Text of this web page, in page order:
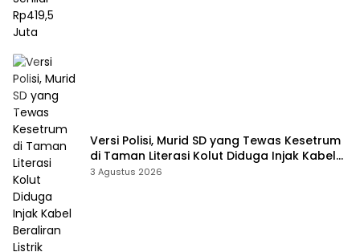
Versi Polisi, Murid SD yang Tewas Kesetrum
di Taman Literasi Kolut Diduga Injak Kabel
Beraliran Listrik
3 Agustus 2026